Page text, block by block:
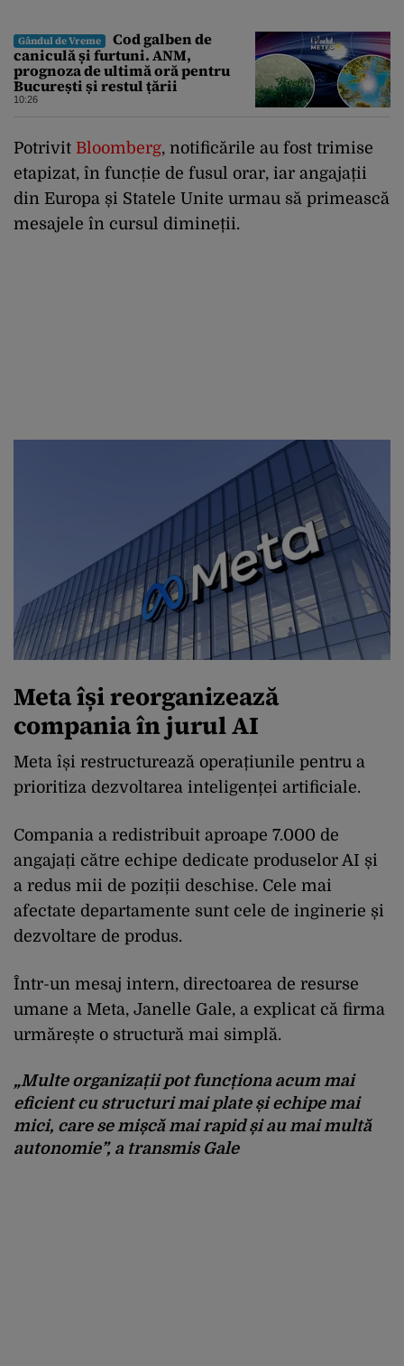
Gândul de Vreme
Cod galben de
caniculă și furtuni. ANM,
prognoza de ultimă oră pentru
București și restul țării
10:26
Potrivit Bloomberg, notificările au fost trimise
etapizat, în funcție de fusul orar, iar angajații
din Europa și Statele Unite urmau să primească
mesajele în cursul dimineții.
Meta își reorganizează
compania în jurul AI
Meta își restructurează operațiunile pentru a
prioritiza dezvoltarea inteligenței artificiale.
Compania a redistribuit aproape 7.000 de
angajați către echipe dedicate produselor AI și
a redus mii de poziții deschise. Cele mai
afectate departamente sunt cele de inginerie și
dezvoltare de produs.
Într-un mesaj intern, directoarea de resurse
umane a Meta, Janelle Gale, a explicat că firma
urmărește o structură mai simplă.
„Multe organizații pot funcționa acum mai
eficient cu structuri mai plate și echipe mai
mici, care se mișcă mai rapid și au mai multă
autonomie”, a transmis Gale